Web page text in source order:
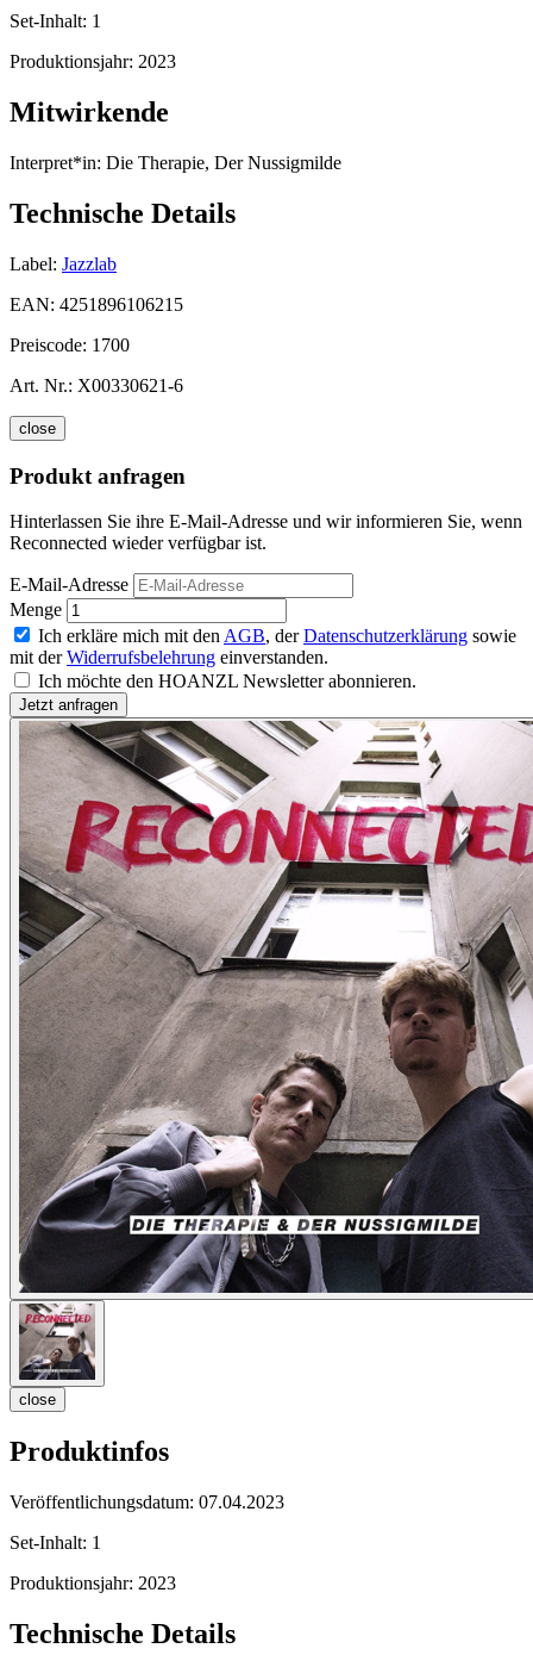
Set-Inhalt: 1
Produktionsjahr: 2023
Mitwirkende
Interpret*in: Die Therapie, Der Nussigmilde
Technische Details
Label: Jazzlab
EAN: 4251896106215
Preiscode: 1700
Art. Nr.: X00330621-6
close
Produkt anfragen
Hinterlassen Sie ihre E-Mail-Adresse und wir informieren Sie, wenn
Reconnected wieder verfügbar ist.
E-Mail-Adresse
Menge
Ich erkläre mich mit den AGB, derDatenschutzerklärung sowie
mit derWiderrufsbelehrung einverstanden.
Ich möchte den HOANZL Newsletter abonnieren.
close
Produktinfos
Veröffentlichungsdatum: 07.04.2023
Set-Inhalt: 1
Produktionsjahr: 2023
Technische Details